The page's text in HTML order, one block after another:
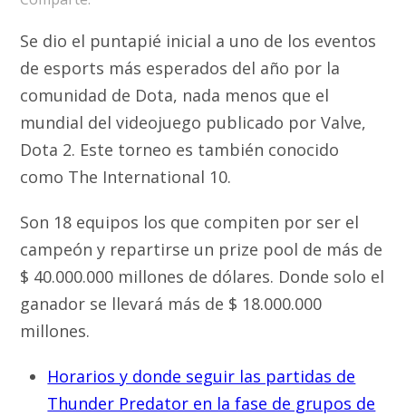
Se dio el puntapié inicial a uno de los eventos
de esports más esperados del año por la
comunidad de Dota, nada menos que el
mundial del videojuego publicado por Valve,
Dota 2. Este torneo es también conocido
como The International 10.
Son 18 equipos los que compiten por ser el
campeón y repartirse un prize pool de más de
$ 40.000.000 millones de dólares. Donde solo el
ganador se llevará más de $ 18.000.000
millones.
Horarios y donde seguir las partidas de
Thunder Predator en la fase de grupos de